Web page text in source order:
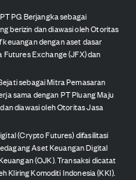
PG Berjangka sebagai
berizin dan diawasi oleh Otoritas
dengan aset dasar
Exchange (JFX) dan
sebagai Mitra Pemasaran
sama dengan PT Pluang Maju
diawasi oleh Otoritas Jasa
(Crypto Futures) difasilitasi
Aset Keuangan Digital
(OJK). Transaksi dicatat
Kliring Komoditi Indonesia (KKI).